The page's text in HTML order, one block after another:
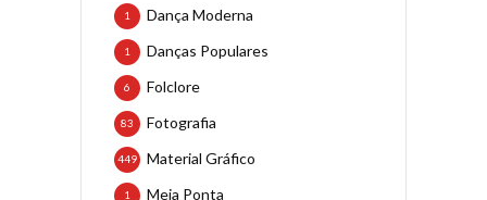
Dança Moderna
1
Danças Populares
1
Folclore
6
Fotografia
83
Material Gráfico
449
Meia Ponta
1